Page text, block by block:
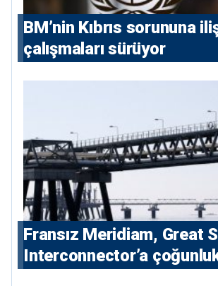
BM’nin Kıbrıs sorununa
çalışmaları sürüyor
Fransız Meridiam, Great
Interconnector’a